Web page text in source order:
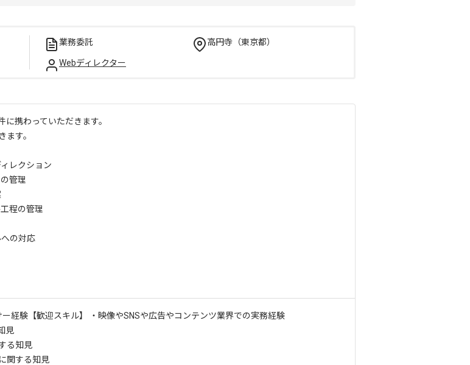
業務委託 高円寺（東京都）
Webディレクター
に携わっていただきます。
ます。
レクション
管理
程の管理
の対応
ー経験 【歓迎スキル】 ・映像やSNSや広告やコンテンツ業界での実務経験
見
る知見
関する知見